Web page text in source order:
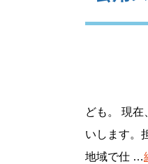
ども。 現
いします。
地域で仕 …